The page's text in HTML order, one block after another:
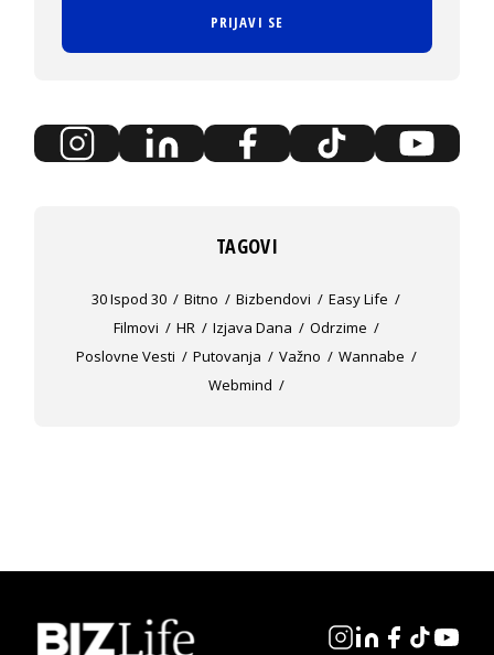
PRIJAVI SE
TAGOVI
30 Ispod 30 Bitno Bizbendovi
Easy Life
Filmovi
HR Izjava Dana
Odrzime
Poslovne Vesti
Putovanja Važno
Wannabe
Webmind